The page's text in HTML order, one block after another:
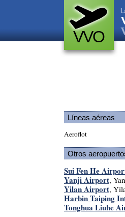
VVO
Líneas aéreas
Aeroflot
Otros
Sui Fen He
Yanji Airport,
Yilan Airport,
Harbin Taiping
Tonghua Liuhe